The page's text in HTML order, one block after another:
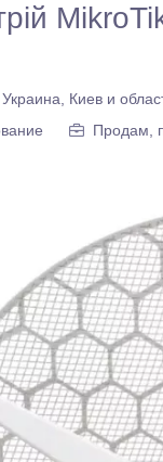
Украина, Киев и
Продам,